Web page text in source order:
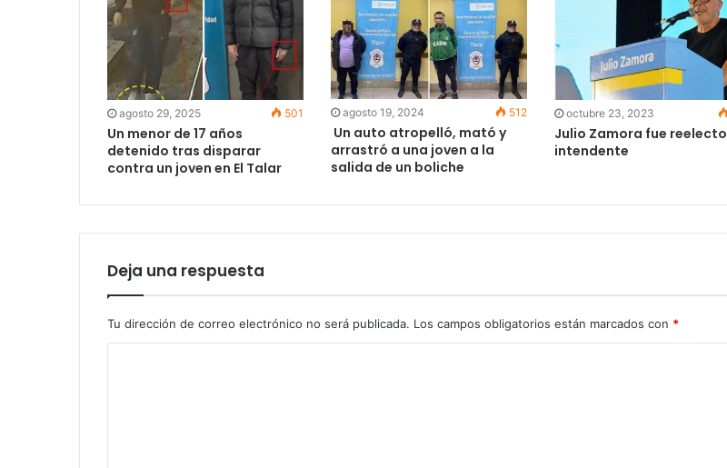
agosto 29, 2025 501
Un menor de 17 años
detenido tras disparar
contra un joven en El Talar
agosto 19, 2024 512
Un auto atropelló, mató y
arrastró a una joven a la
salida de un boliche
octubre 23, 2023
Julio Zamora fue reelecto
intendente
Deja una respuesta
Tu dirección de correo electrónico no será publicada. Los campos obligatorios están marcados con *